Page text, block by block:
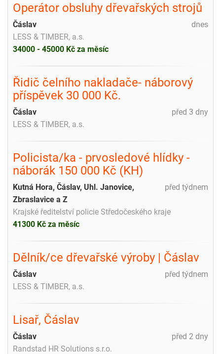
Operátor obsluhy dřevařských strojů
dnes
Čáslav
LESS & TIMBER, a.s.
34000 - 45000 Kč za měsíc
Řidič čelního nakladače- náborový
příspěvek 30 000 Kč.
před 3 dny
Čáslav
LESS & TIMBER, a.s.
Policista/ka - prvosledové hlídky -
náborák 150 000 Kč (KH)
před týdnem
Kutná Hora, Čáslav, Uhl. Janovice,
Zbraslavice a Z
Krajské ředitelství policie Středočeského kraje
41300 Kč za měsíc
Dělník/ce dřevařské výroby | Čáslav
před týdnem
Čáslav
LESS & TIMBER, a.s.
Lisař, Čáslav
před 2 dny
Čáslav
Randstad HR Solutions s.r.o.